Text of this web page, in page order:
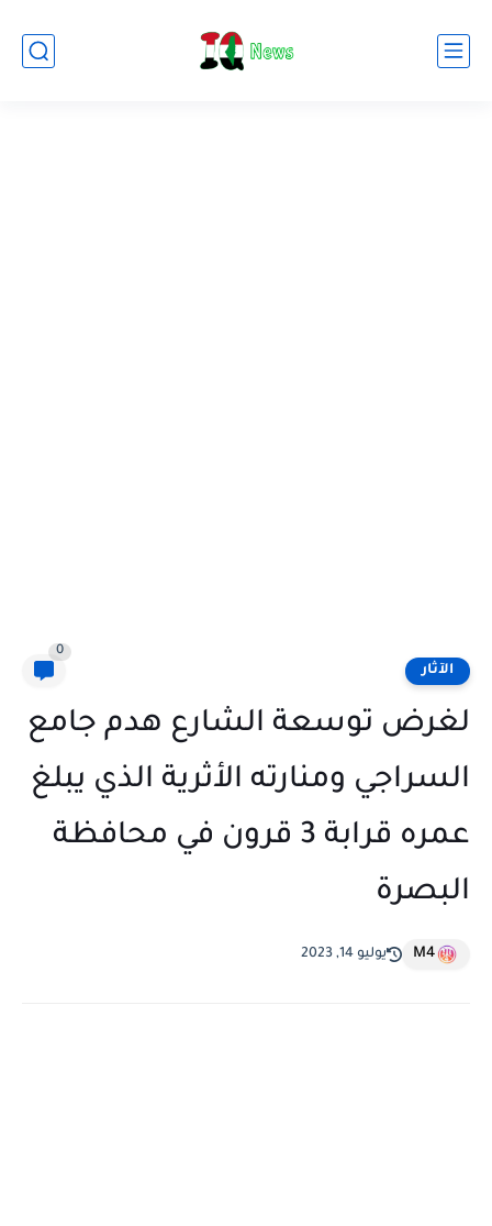
الآثار
0
لغرض توسعة الشارع هدم جامع
السراجي ومنارته الأثرية الذي يبلغ
عمره قرابة 3 قرون في محافظة
البصرة
M4 يوليو 14, 2023